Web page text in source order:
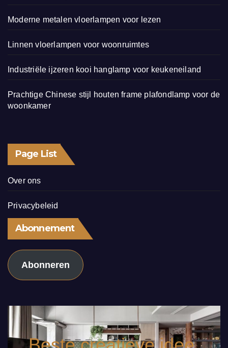
Moderne metalen vloerlampen voor lezen
Linnen vloerlampen voor woonruimtes
Industriële ijzeren kooi hanglamp voor keukeneiland
Prachtige Chinese stijl houten frame plafondlamp voor de
woonkamer
Page List
Over ons
Privacybeleid
Abonnement
Abonneren